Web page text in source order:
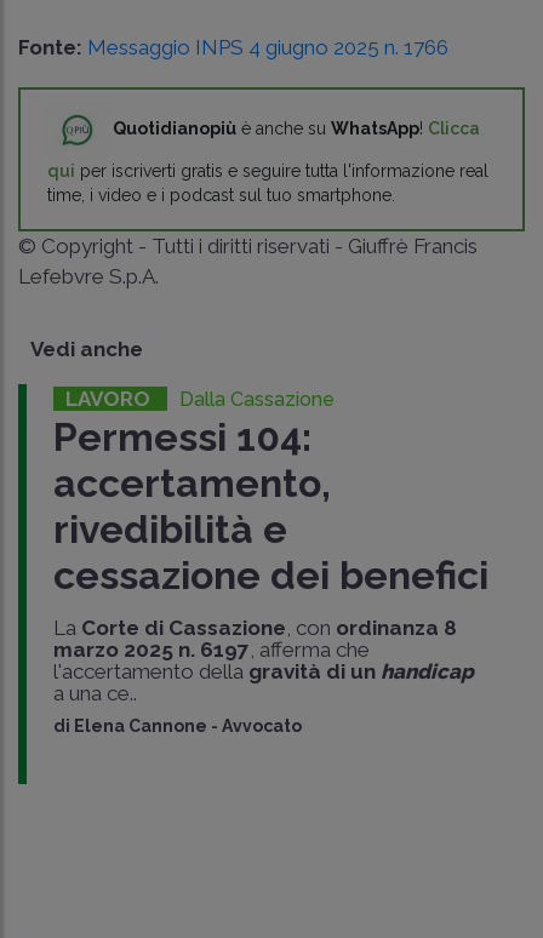
Fonte: Messaggio INPS 4 giugno 2025 n. 1766
Quotidianopiù è anche su WhatsApp! Clicca
qui per iscriverti gratis e seguire tutta l'informazione real
time, i video e i podcast sul tuo smartphone.
© Copyright - Tutti i diritti riservati - Giuffrè Francis
Lefebvre S.p.A.
Vedi anche
LAVORO Dalla Cassazione
Permessi 104:
accertamento,
rivedibilità e
cessazione dei benefici
La Corte di Cassazione , con ordinanza 8
marzo 2025 n. 6197 , afferma che
l'accertamento della gravità di un handicap
a una ce..
di Elena Cannone - Avvocato